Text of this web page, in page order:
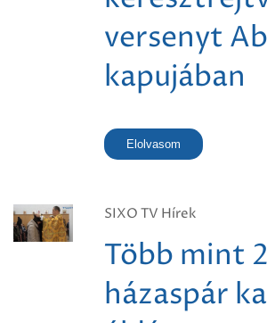
versenyt
kapujában
Elolvasom
SIXO TV Hírek
Több mint
házaspár